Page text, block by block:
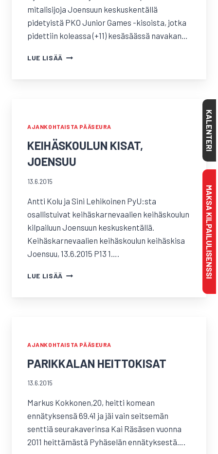
mitalisijoja Joensuun keskuskentällä
pidetyistä PKO Junior Games -kisoista, jotka
pidettiin koleassa (+11) kesäsäässä navakan…
LUE LISÄÄ PKO
AJANKOHTAISTA PÄÄSEURA
KEIHÄSKOULUN KISAT,
JOENSUU
13.6.2015
Antti Kolu ja Sini Lehikoinen PyU:sta
osallistuivat keihäskarnevaalien keihäskoulun
kilpailuun Joensuun keskuskentällä.
Keihäskarnevaalien keihäskoulun keihäskisa
Joensuu, 13.6.2015 P13 1….
LUE LISÄÄ KEIHÄSKOULUN
AJANKOHTAISTA PÄÄSEURA
PARIKKALAN HEITTOKISAT
13.6.2015
Markus Kokkonen,20, heitti komean
ennätyksensä 69.41 ja jäi vain seitsemän
senttiä seurakaverinsa Kai Räsäsen vuonna
2011 heittämästä Pyhäselän ennätyksestä….
KALENTERI
MAKSA KILPAILULISENSSI